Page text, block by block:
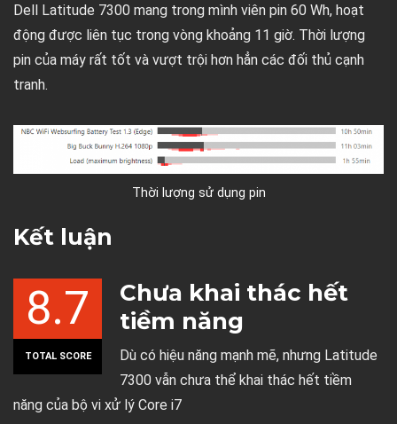
Dell Latitude 7300 mang trong mình viên pin 60 Wh, hoạt
động được liên tục trong vòng khoảng 11 giờ. Thời lượng
pin của máy rất tốt và vượt trội hơn hẳn các đối thủ cạnh
tranh.
Thời lượng sử dụng pin
Kết luận
8.7
TOTAL SCORE
Chưa khai thác hết
tiềm năng
Dù có hiệu năng mạnh mẽ, nhưng Latitude
7300 vẫn chưa thể khai thác hết tiềm
năng của bộ vi xử lý Core i7